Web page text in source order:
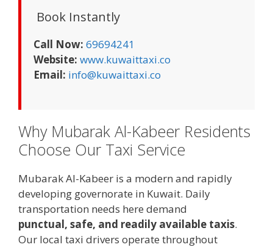
Book Instantly
Call Now: 69694241
Website: www.kuwaittaxi.co
Email: info@kuwaittaxi.co
Why Mubarak Al-Kabeer Residents
Choose Our Taxi Service
Mubarak Al-Kabeer is a modern and rapidly
developing governorate in Kuwait. Daily
transportation needs here demand
punctual, safe, and readily available taxis.
Our local taxi drivers operate throughout